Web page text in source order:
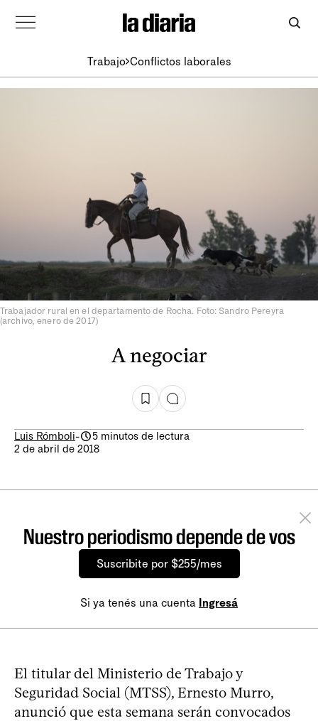
Trabajo Conflictos laborales
Trabajador rural en el departamento de Rocha. Foto: Sandro Pereyra
(archivo, enero de 2017)
A negociar
Luis Rómboli-
5 minutos de lectura
2 de abril de 2018
Nuestro periodismo depende de vos
Suscribite por $255/mes
Si ya tenés una cuenta Ingresá
El titular del Ministerio de Trabajo y
Seguridad Social (MTSS), Ernesto Murro,
anunció que esta semana serán convocados